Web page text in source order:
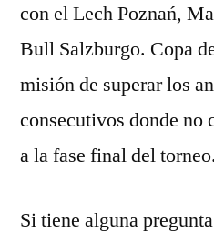
con el Lech Poznań,
Bull Salzburgo. Copa
misión de superar los
consecutivos donde no
a la fase final del torneo.
Si tiene alguna